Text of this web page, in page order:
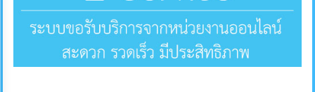
แผนการ